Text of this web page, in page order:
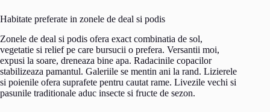
Habitate preferate in zonele de deal si podis
Zonele de deal si podis ofera exact combinatia de sol,
vegetatie si relief pe care bursucii o prefera. Versantii moi,
expusi la soare, dreneaza bine apa. Radacinile copacilor
stabilizeaza pamantul. Galeriile se mentin ani la rand. Lizierele
si poienile ofera suprafete pentru cautat rame. Livezile vechi si
pasunile traditionale aduc insecte si fructe de sezon.